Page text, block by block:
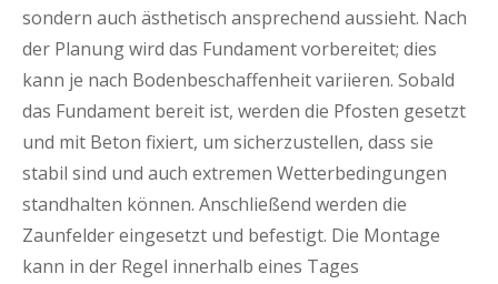
sondern auch ästhetisch ansprechend aussieht. Nach
der Planung wird das Fundament vorbereitet; dies
kann je nach Bodenbeschaffenheit variieren. Sobald
das Fundament bereit ist, werden die Pfosten gesetzt
und mit Beton fixiert, um sicherzustellen, dass sie
stabil sind und auch extremen Wetterbedingungen
standhalten können. Anschließend werden die
Zaunfelder eingesetzt und befestigt. Die Montage
kann in der Regel innerhalb eines Tages